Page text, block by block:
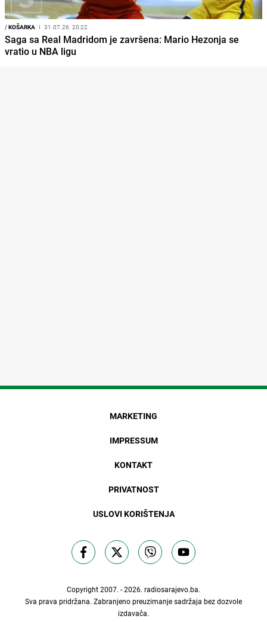
/KOŠARKA I 31.07.26. 20:22
Saga sa Real Madridom je završena: Mario Hezonja se
vratio u NBA ligu
MARKETING
IMPRESSUM
KONTAKT
PRIVATNOST
USLOVI KORIŠTENJA
Copyright 2007. - 2026. radiosarajevo.ba.
Sva prava pridržana. Zabranjeno preuzimanje sadržaja bez dozvole
izdavača.